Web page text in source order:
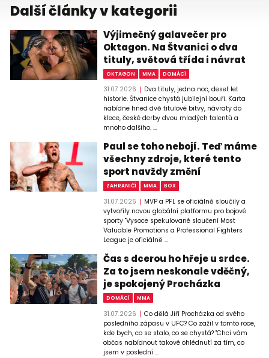
Další články v kategorii
Výjimečný galavečer pro
Oktagon. Na Štvanici o dva
tituly, světová třída i návrat
OKTAGON MMA DOMÁCÍ
31.07.2026
Dva tituly, jedna noc, deset let
historie. Štvanice chystá jubilejní bouři. Karta
nabídne hned dvě titulové bitvy, návraty do
klece, české derby dvou mladých talentů a
mnoho dalšího. ...
Paul se toho nebojí. Teď máme
všechny zdroje, které tento
sport navždy změní
ZAHRANIČÍ MMA BOX
31.07.2026
MVP a PFL se oficiálně sloučily a
vytvořily novou globální platformu pro bojové
sporty "Vysoce spekulované sloučení Most
Valuable Promotions a Professional Fighters
League je oficiálně ...
Čas s dcerou ho hřeje u srdce.
Za to jsem neskonale vděčný,
je spokojený Procházka
DOMÁCÍ MMA
31.07.2026
Co dělá Jiří Procházka od svého
posledního zápasu v UFC? Co zažil v tomto roce,
kde bych, co se stalo, co se chystá? "Chci vám
občas nabídnout takové ohlédnutí za tím, co
jsem v poslední ...